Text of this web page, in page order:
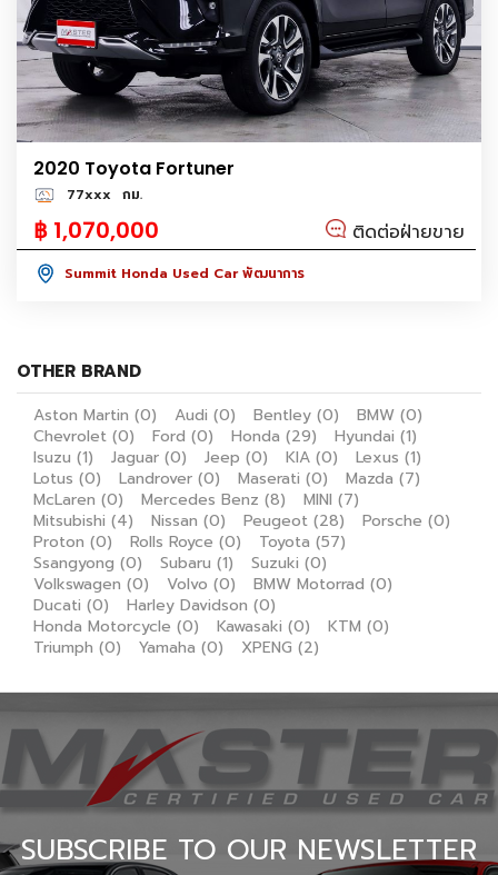
2020 Toyota Fortuner
77xxx กม.
฿ 1,070,000 ติดต่อฝ่ายขาย
Summit Honda Used Car พัฒนาการ
OTHER BRAND
Aston Martin (0) Audi (0) Bentley (0) BMW (0)
Chevrolet (0) Ford (0) Honda (29) Hyundai (1)
Isuzu (1) Jaguar (0) Jeep (0) KIA (0) Lexus (1)
Lotus (0) Landrover (0) Maserati (0) Mazda (7)
McLaren (0) Mercedes Benz (8) MINI (7)
Mitsubishi (4) Nissan (0) Peugeot (28) Porsche (0)
Proton (0) Rolls Royce (0) Toyota (57)
Ssangyong (0) Subaru (1) Suzuki (0)
Volkswagen (0) Volvo (0) BMW Motorrad (0)
Ducati (0) Harley Davidson (0)
Honda Motorcycle (0) Kawasaki (0) KTM (0)
Triumph (0) Yamaha (0) XPENG (2)
SUBSCRIBE TO OUR NEWSLETTER